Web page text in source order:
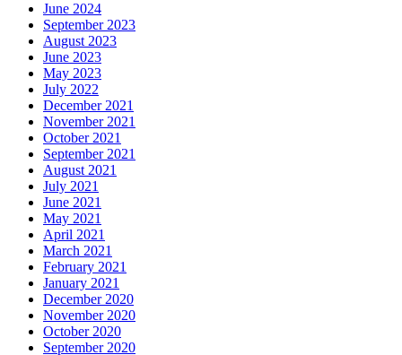
June 2024
September 2023
August 2023
June 2023
May 2023
July 2022
December 2021
November 2021
October 2021
September 2021
August 2021
July 2021
June 2021
May 2021
April 2021
March 2021
February 2021
January 2021
December 2020
November 2020
October 2020
September 2020